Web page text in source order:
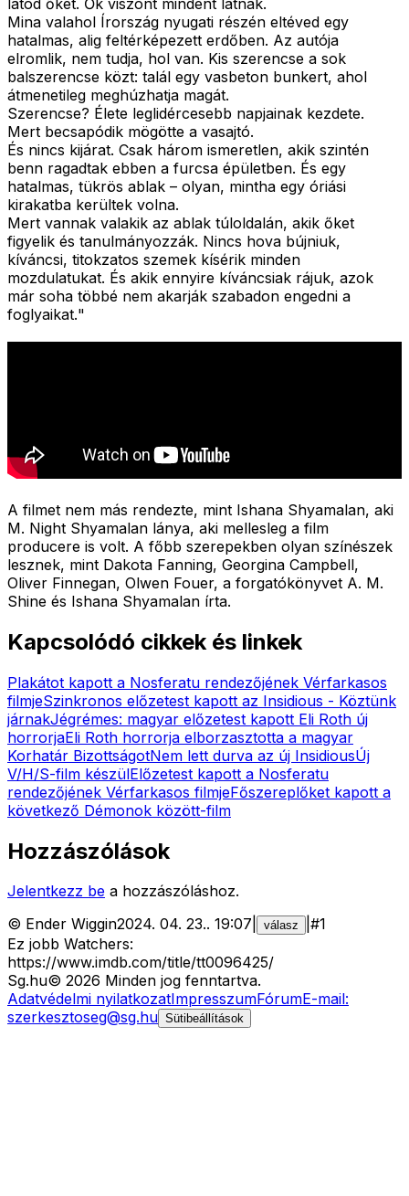
Mina valahol Írország nyugati részén eltéved egy
hatalmas, alig feltérképezett erdőben. Az autója
elromlik, nem tudja, hol van. Kis szerencse a sok
balszerencse közt: talál egy vasbeton bunkert, ahol
átmenetileg meghúzhatja magát.
Szerencse? Élete leglidércesebb napjainak kezdete.
Mert becsapódik mögötte a vasajtó.
És nincs kijárat. Csak három ismeretlen, akik szintén
benn ragadtak ebben a furcsa épületben. És egy
hatalmas, tükrös ablak – olyan, mintha egy óriási
kirakatba kerültek volna.
Mert vannak valakik az ablak túloldalán, akik őket
figyelik és tanulmányozzák. Nincs hova bújniuk,
kíváncsi, titokzatos szemek kísérik minden
mozdulatukat. És akik ennyire kíváncsiak rájuk, azok
már soha többé nem akarják szabadon engedni a
foglyaikat."
A filmet nem más rendezte, mint Ishana Shyamalan, aki
M. Night Shyamalan lánya, aki mellesleg a film
producere is volt. A főbb szerepekben olyan színészek
lesznek, mint Dakota Fanning, Georgina Campbell,
Oliver Finnegan, Olwen Fouer, a forgatókönyvet A. M.
Shine és Ishana Shyamalan írta.
Kapcsolódó cikkek és linkek
Plakátot kapott a Nosferatu rendezőjének Vérfarkasos
filmjeSzinkronos előzetest kapott az Insidious - Köztünk
járnakJégrémes: magyar előzetest kapott Eli Roth új
horrorjaEli Roth horrorja elborzasztotta a magyar
Korhatár BizottságotNem lett durva az új InsidiousÚj
V/H/S-film készülElőzetest kapott a Nosferatu
rendezőjének Vérfarkasos filmjeFőszereplőket kapott a
következő Démonok között-film
Hozzászólások
Jelentkezz be a hozzászóláshoz.
© Ender Wiggin2024. 04. 23.. 19:07 válasz #1
Ez jobb Watchers:
https://www.imdb.com/title/tt0096425/
Sg.hu© 2026 Minden jog fenntartva.
Adatvédelmi nyilatkozatImpresszumFórumE-mail:
szerkesztoseg@sg.hu Sütibeállítások